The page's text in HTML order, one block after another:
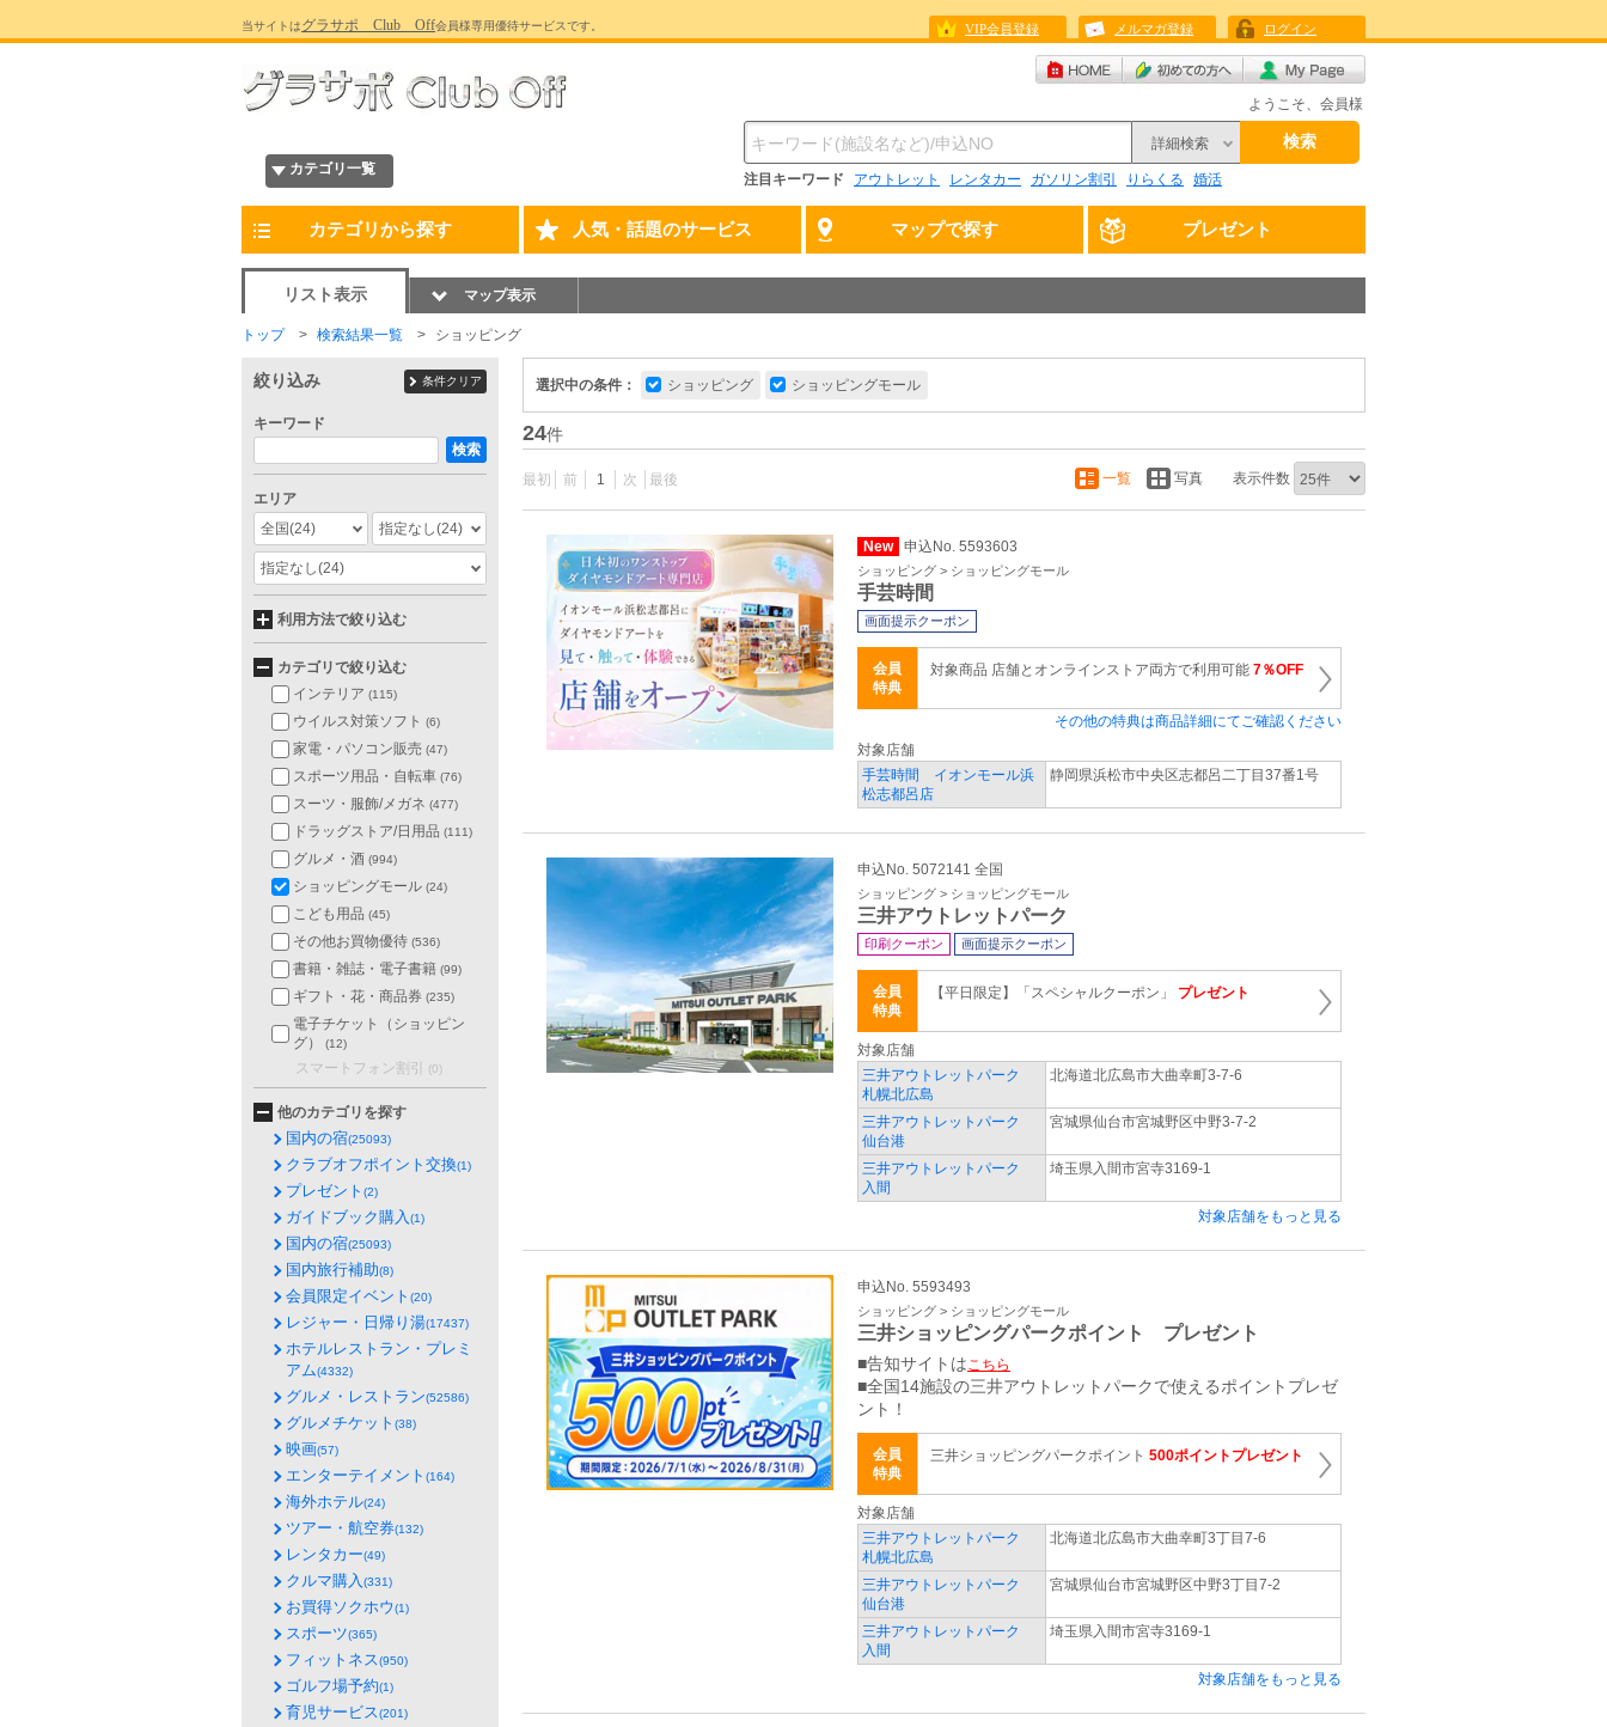
当サイトはグラサポ Club Off会員様専用優待サービスです。 VIP会員登録 メルマガ登録 ログイン
ようこそ、会員様
カテゴリ一覧
詳細検索 検索
注目キーワード アウトレット レンタカー ガソリン割引 りらくる 婚活
カテゴリから探す 人気・話題のサービス マップで探す プレゼント
リスト表示 マップ表示
トップ 検索結果一覧 ショッピング
選択中の条件： ショッピング ショッピングモール
24件
最初 前 1 次 最後 一覧 写真 表示件数
New 申込No. 5593603
ショッピング > ショッピングモール
手芸時間
画面提示クーポン
会員
特典
対象商品 店舗とオンラインストア両方で利用可能 7％OFF
その他の特典は商品詳細にてご確認ください
対象店舗
手芸時間 イオンモール浜
松志都呂店
静岡県浜松市中央区志都呂二丁目37番1号
申込No. 5072141 全国
ショッピング > ショッピングモール
三井アウトレットパーク
印刷クーポン 画面提示クーポン
会員
特典
【平日限定】「スペシャルクーポン」 プレゼント
対象店舗
三井アウトレットパーク
札幌北広島
北海道北広島市大曲幸町3-7-6
三井アウトレットパーク
仙台港
宮城県仙台市宮城野区中野3-7-2
三井アウトレットパーク
入間
埼玉県入間市宮寺3169-1
対象店舗をもっと見る
申込No. 5593493
ショッピング > ショッピングモール
三井ショッピングパークポイント プレゼント
■告知サイトはこちら
■全国14施設の三井アウトレットパークで使えるポイントプレゼ
ント！
会員
特典
三井ショッピングパークポイント 500ポイントプレゼント
対象店舗
三井アウトレットパーク
札幌北広島
北海道北広島市大曲幸町3丁目7-6
三井アウトレットパーク
仙台港
宮城県仙台市宮城野区中野3丁目7-2
三井アウトレットパーク
入間
埼玉県入間市宮寺3169-1
対象店舗をもっと見る
絞り込み 条件クリア
キーワード
検索
エリア
全国(24) 指定なし(24)
指定なし(24)
利用方法で絞り込む
カテゴリで絞り込む
インテリア (115)
ウイルス対策ソフト (6)
家電・パソコン販売 (47)
スポーツ用品・自転車 (76)
スーツ・服飾/メガネ (477)
ドラッグストア/日用品 (111)
グルメ・酒 (994)
ショッピングモール (24)
こども用品 (45)
その他お買物優待 (536)
書籍・雑誌・電子書籍 (99)
ギフト・花・商品券 (235)
電子チケット（ショッピン
グ）
(12)
スマートフォン割引 (0)
他のカテゴリを探す
国内の宿(25093)
クラブオフポイント交換(1)
プレゼント (2)
ガイドブック購入 (1)
国内の宿(25093)
国内旅行補助(8)
会員限定イベント (20)
レジャー・日帰り湯(17437)
ホテルレストラン・プレミ
アム(4332)
グルメ・レストラン(52586)
グルメチケット (38)
映画(57)
エンターテイメント (164)
海外ホテル(24)
ツアー・航空券(132)
レンタカー(49)
クルマ購入 (331)
お買得ソクホウ(1)
スポーツ(365)
フィットネス(950)
ゴルフ場予約(1)
育児サービス(201)